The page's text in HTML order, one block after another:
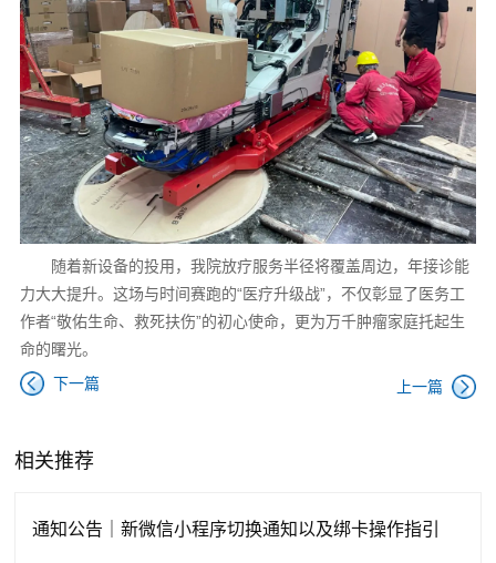
随着新设备的投用，我院放疗服务半径将覆盖周边，年接诊能
力大大提升。这场与时间赛跑的“医疗升级战”，不仅彰显了医务工
作者“敬佑生命、救死扶伤”的初心使命，更为万千肿瘤家庭托起生
命的曙光。
下一篇
上一篇
相关推荐
通知公告｜新微信小程序切换通知以及绑卡操作指引